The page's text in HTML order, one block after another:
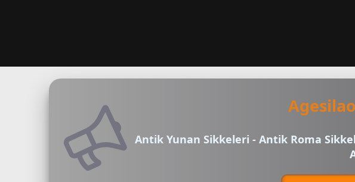
Antik Yunan Sikkeleri - Antik Roma